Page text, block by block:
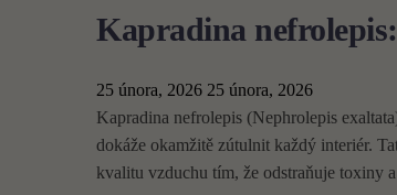
Kapradina
25 února, 2026 25 února, 2026
Kapradina nefrolepis (Nephrolepis
dokáže okamžitě zútulnit každý interiér.
kvalitu vzduchu tím, že odstraňuje toxiny